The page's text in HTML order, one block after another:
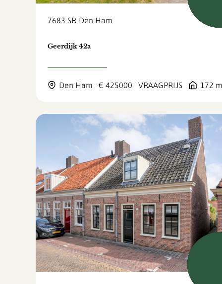
7683 SR Den Ham
Geerdijk 42a
Den Ham € 425000 VRAAGPRIJS 172